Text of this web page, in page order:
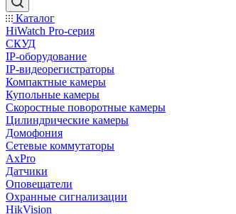
Каталог
HiWatch Pro-серия
CКУД
IP-оборудование
IP-видеорегистраторы
Компактные камеры
Купольные камеры
Скоростные поворотные камеры
Цилиндрические камеры
Домофония
Сетевые коммутаторы
AxPro
Датчики
Оповещатели
Охранные сигнализации
HikVision